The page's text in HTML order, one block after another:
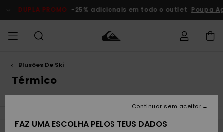
da
produtos
DUPLA PROMO -25% adicionais em todo o outlet Poupa Agora
HOMEM
MENINO
MULHER
chegados
Crianças
Artigos
Criança
Devoluções
Blusões De Ski
Térmico
FAZ UMA ESCOLHA PELOS TEUS DADOS
Continuar sem aceitar